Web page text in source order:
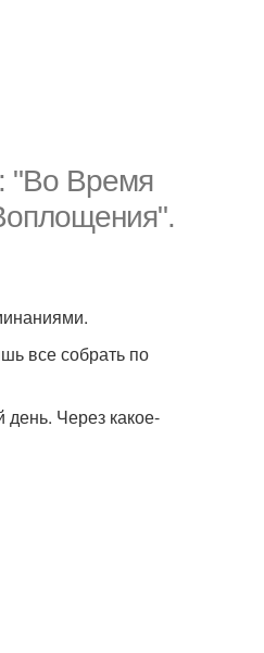
"Во Время
все собрать по
Через какое-